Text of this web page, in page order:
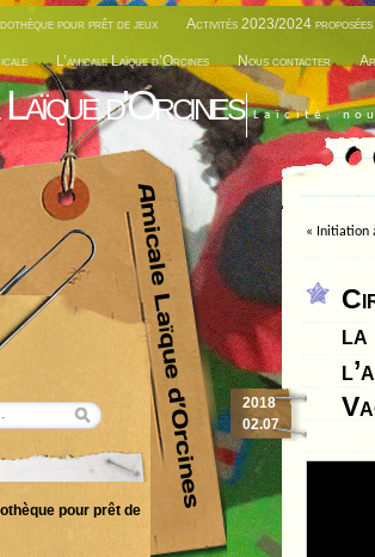
pour prêt de jeux Activités 2023/2024 proposées
L’amicale Laïque d’Orcines Nous contacter
d'Orcines Laïcité,
« Initiation
la
2018
02.07
pour prêt de